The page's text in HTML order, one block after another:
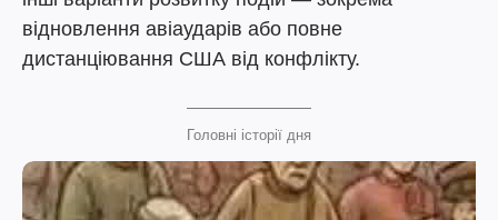
відновлення авіаударів або повне
дистанціювання США від конфлікту.
Головні історії дня